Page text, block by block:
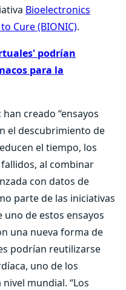
Bioelectronics
Cure (BIONIC).
podrían
para la
creado “ensayos
el descubrimiento de
el tiempo, los
al combinar
con datos de
parte de las iniciativas
uno de estos ensayos
una nueva forma de
podrían reutilizarse
uno de los
mundial. “Los